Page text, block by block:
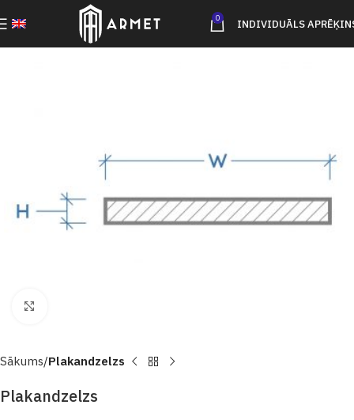
0 INDIVIDUĀLS
Sākums Plakandzelzs
Plakandzelzs